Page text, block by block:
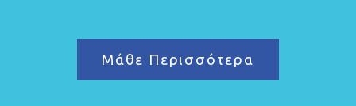
Μάθε Περισσότερα